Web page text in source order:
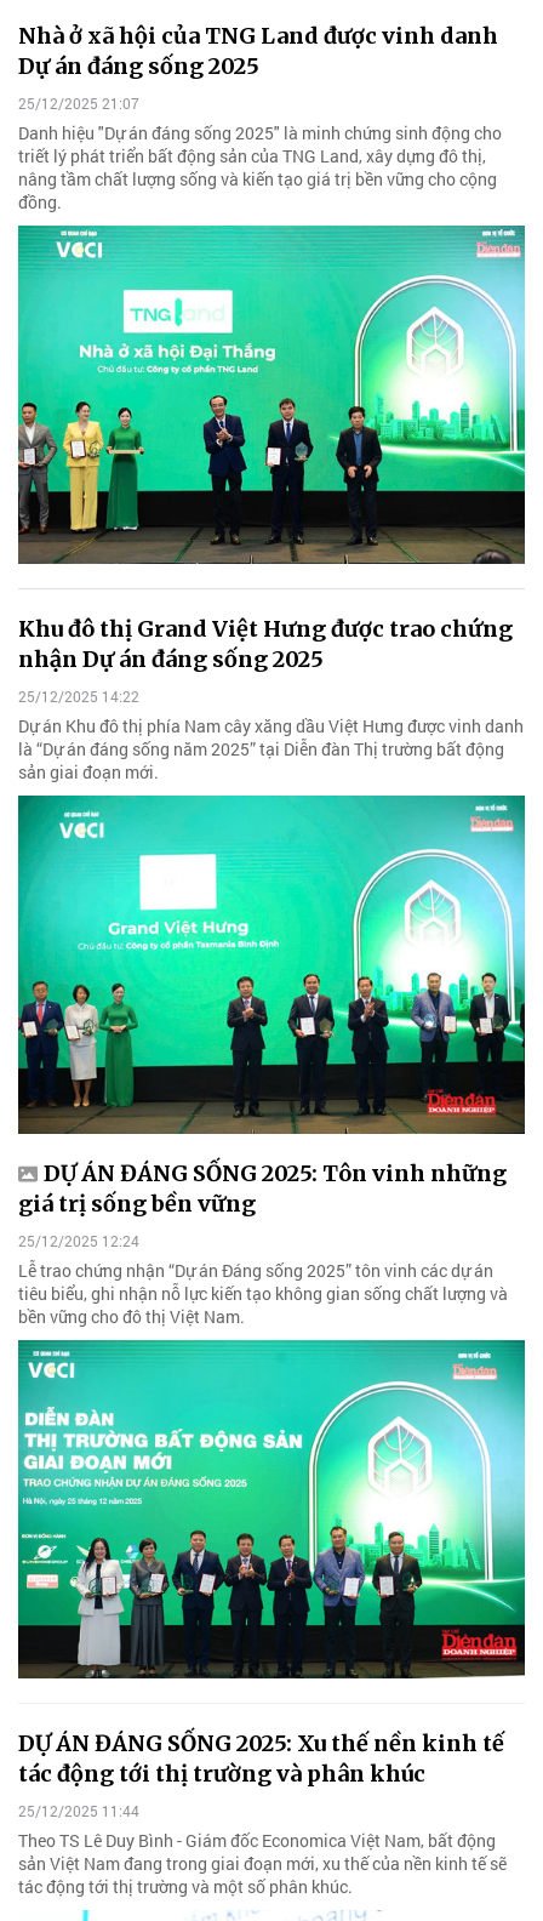
Nhà ở xã hội của TNG Land được vinh danh
Dự án đáng sống 2025
25/12/2025 21:07
Danh hiệu "Dự án đáng sống 2025" là minh chứng sinh động cho
triết lý phát triển bất động sản của TNG Land, xây dựng đô thị,
nâng tầm chất lượng sống và kiến tạo giá trị bền vững cho cộng
đồng.
Khu đô thị Grand Việt Hưng được trao chứng
nhận Dự án đáng sống 2025
25/12/2025 14:22
Dự án Khu đô thị phía Nam cây xăng dầu Việt Hưng được vinh danh
là “Dự án đáng sống năm 2025” tại Diễn đàn Thị trường bất động
sản giai đoạn mới.
DỰ ÁN ĐÁNG SỐNG 2025: Tôn vinh những
giá trị sống bền vững
25/12/2025 12:24
Lễ trao chứng nhận “Dự án Đáng sống 2025” tôn vinh các dự án
tiêu biểu, ghi nhận nỗ lực kiến tạo không gian sống chất lượng và
bền vững cho đô thị Việt Nam.
DỰ ÁN ĐÁNG SỐNG 2025: Xu thế nền kinh tế
tác động tới thị trường và phân khúc
25/12/2025 11:44
Theo TS Lê Duy Bình - Giám đốc Economica Việt Nam, bất động
sản Việt Nam đang trong giai đoạn mới, xu thế của nền kinh tế sẽ
tác động tới thị trường và một số phân khúc.